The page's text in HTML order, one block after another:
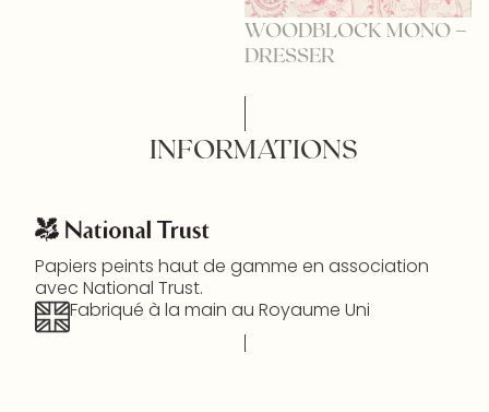
WOODBLOCK MONO –
DRESSER
INFORMATIONS
Papiers peints haut de gamme en association
avec National Trust.
Fabriqué à la main au Royaume Uni